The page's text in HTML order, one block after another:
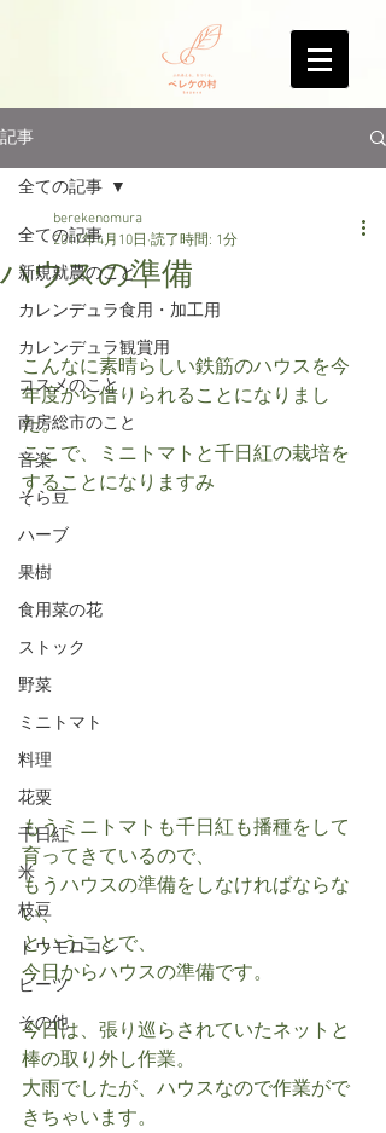
記事
全ての記事
新規就農のこと
カレンデュラ食用・加工用
カレンデュラ観賞用
コスメのこと
南房総市のこと
音楽
そら豆
ハーブ
果樹
食用菜の花
ストック
野菜
ミニトマト
料理
花粟
千日紅
米
枝豆
トウモロコシ
ビーツ
その他
全ての記事
ハウスの準備
berekenomura
2017年4月10日 読了時間: 1分
こんなに素晴らしい鉄筋のハウスを今
年度から借りられることになりまし
た。
ここで、ミニトマトと千日紅の栽培を
することになりますみ
もうミニトマトも千日紅も播種をして
育ってきているので、
もうハウスの準備をしなければならな
い、
ということで、
今日からハウスの準備です。
今日は、張り巡らされていたネットと
棒の取り外し作業。
大雨でしたが、ハウスなので作業がで
きちゃいます。